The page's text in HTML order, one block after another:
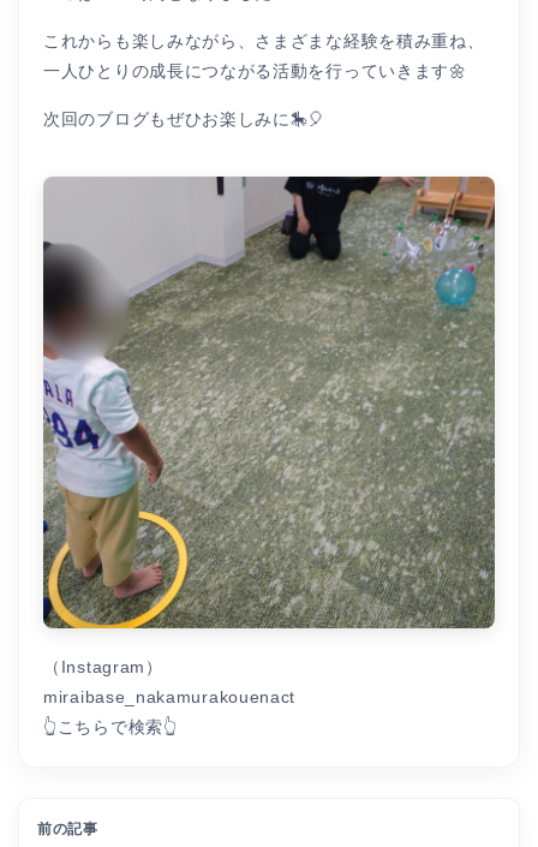
これからも楽しみながら、さまざまな経験を積み重ね、
一人ひとりの成長につながる活動を行っていきます🌼
次回のブログもぜひお楽しみに🎠🎈
（Instagram）
miraibase_nakamurakouenact
👆こちらで検索👆
前の記事